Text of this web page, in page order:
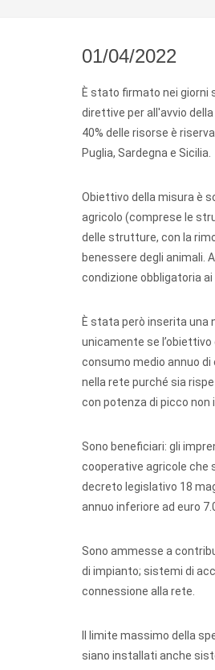
01/04/2022
È stato firmato nei giorni
direttive per all'avvio della
40% delle risorse è
Puglia, Sardegna e Sicilia.
Obiettivo della misura è
agricolo (comprese le
delle strutture, con la
benessere degli animali.
condizione obbligatoria ai
È stata però inserita una
unicamente se
consumo medio annuo
nella rete purché sia
con potenza di picco non
Sono beneficiari: gli
cooperative agricole che
decreto legislativo 18
annuo inferiore ad euro
Sono ammesse a
di impianto; sistemi di
connessione alla rete.
Il limite massimo della
siano installati anche